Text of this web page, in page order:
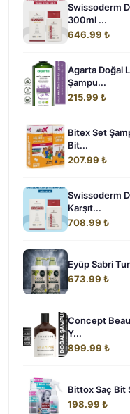
Swissoderm
300ml ...
646.99 ₺
Agarta Doğal
Şampu...
215.99 ₺
Bitex Set
Bit...
207.99 ₺
Swissoderm
Karşıt...
708.99 ₺
Eyüp Sabri
673.99 ₺
Concept
Y...
899.99 ₺
Bittox Saç Bit
198.99 ₺